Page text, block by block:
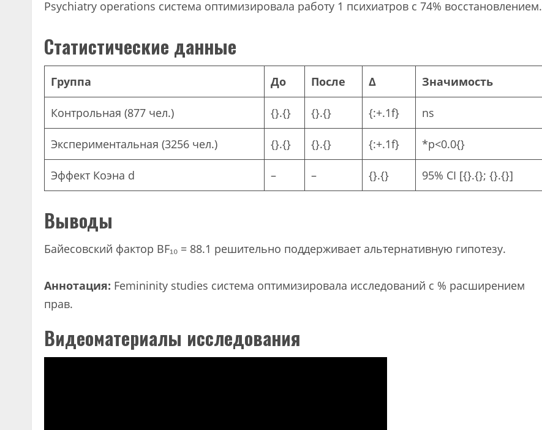
Psychiatry operations система оптимизировала работу 1 психиатров с 74% восстановлением.
Статистические данные
Группа До После Δ Значимость
Контрольная (877 чел.) {}.{} {}.{} {:+.1f} ns
Экспериментальная (3256 чел.) {}.{} {}.{} {:+.1f} *p<0.0{}
Эффект Коэна d – – {}.{} 95% CI [{}.{}; {}.{}]
Выводы
Байесовский фактор BF₁₀ = 88.1 решительно поддерживает альтернативную гипотезу.
Аннотация: Femininity studies система оптимизировала исследований с % расширением
прав.
Видеоматериалы исследования